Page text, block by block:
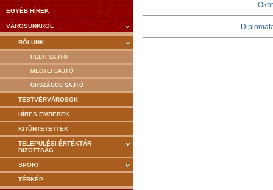
EGYÉB HÍREK
VÁROSUNKRÓL
RÓLUNK
HELYI SAJTÓ
MEGYEI SAJTÓ
ORSZÁGOS SAJTÓ
TESTVÉRVÁROSOK
HÍRES EMBEREK
KITÜNTETETTEK
TELEPÜLÉSI ÉRTÉKTÁR
BIZOTTSÁG
SPORT
TÉRKÉP